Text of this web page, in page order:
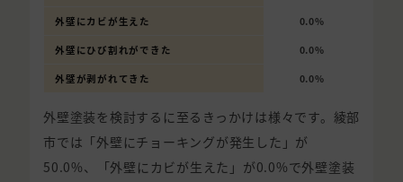
外壁にカビが生えた 0.0%
外壁にひび割れができた 0.0%
外壁が剥がれてきた 0.0%
外壁塗装を検討するに至るきっかけは様々です。綾部
市では「外壁にチョーキングが発生した」が
50.0%、「外壁にカビが生えた」が0.0%で外壁塗装